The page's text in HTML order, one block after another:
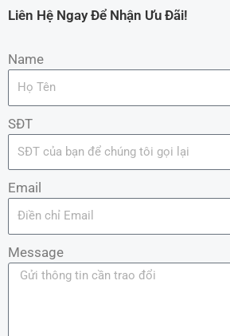
Liên Hệ Ngay Để Nhận Ưu Đãi!
Name
SĐT
Email
Message